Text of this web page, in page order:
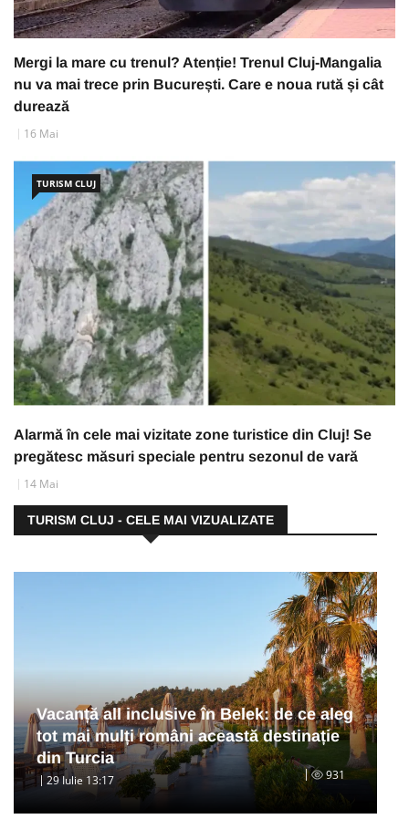
Mergi la mare cu trenul? Atenție! Trenul Cluj-Mangalia
nu va mai trece prin București. Care e noua rută și cât
durează
16 Mai
TURISM CLUJ
Alarmă în cele mai vizitate zone turistice din Cluj! Se
pregătesc măsuri speciale pentru sezonul de vară
14 Mai
TURISM CLUJ - CELE MAI VIZUALIZATE
Vacanță all inclusive în Belek: de ce aleg
tot mai mulți români această destinație
din Turcia
29 Iulie 13:17 931